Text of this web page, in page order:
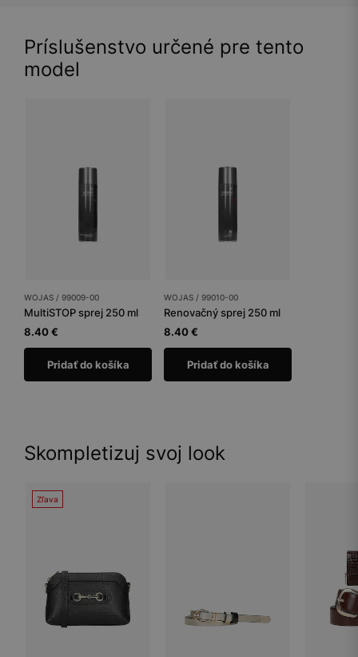
Príslušenstvo určené pre tento
model
WOJAS / 99009-00
MultiSTOP sprej 250 ml
8.40 €
Pridať do košíka
WOJAS / 99010-00
Renovačný sprej 250 ml
8.40 €
Pridať do košíka
Skompletizuj svoj look
Zľava